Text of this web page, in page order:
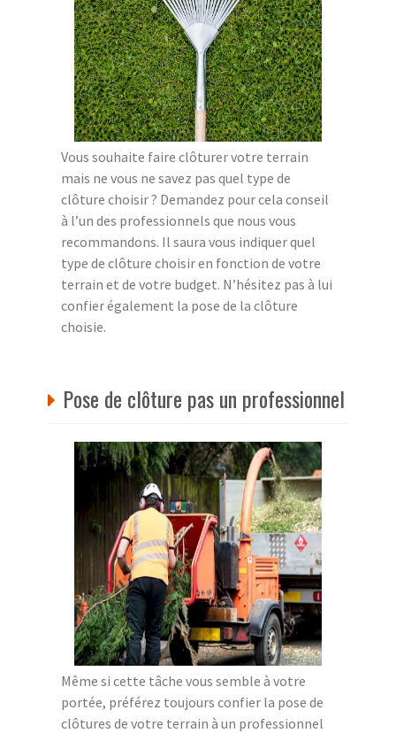
Vous souhaite faire clôturer votre terrain
mais ne vous ne savez pas quel type de
clôture choisir ? Demandez pour cela conseil
à l’un des professionnels que nous vous
recommandons. Il saura vous indiquer quel
type de clôture choisir en fonction de votre
terrain et de votre budget. N’hésitez pas à lui
confier également la pose de la clôture
choisie.
Pose de clôture pas un professionnel
Même si cette tâche vous semble à votre
portée, préférez toujours confier la pose de
clôtures de votre terrain à un professionnel